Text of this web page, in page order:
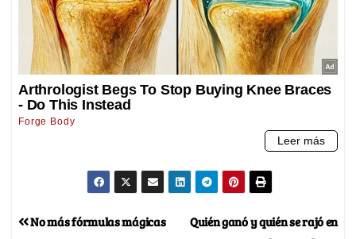
Quién ganó y quién se rajó en
No más fórmulas mágicas